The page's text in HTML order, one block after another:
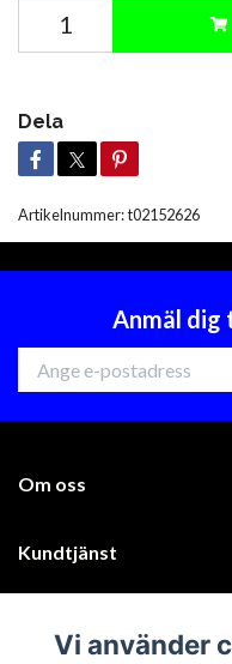
Dela
Artikelnummer:t02152626
Anmäl dig
Om oss
Kundtjänst
Vi använder